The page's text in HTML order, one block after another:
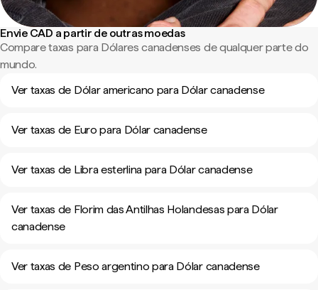
Envie CAD a partir de outras moedas
Compare taxas para Dólares canadenses de qualquer parte do
mundo.
Ver taxas de Dólar americano para Dólar canadense
Ver taxas de Euro para Dólar canadense
Ver taxas de Libra esterlina para Dólar canadense
Ver taxas de Florim das Antilhas Holandesas para Dólar
canadense
Ver taxas de Peso argentino para Dólar canadense